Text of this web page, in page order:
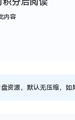
内容
资源，默认无压缩，